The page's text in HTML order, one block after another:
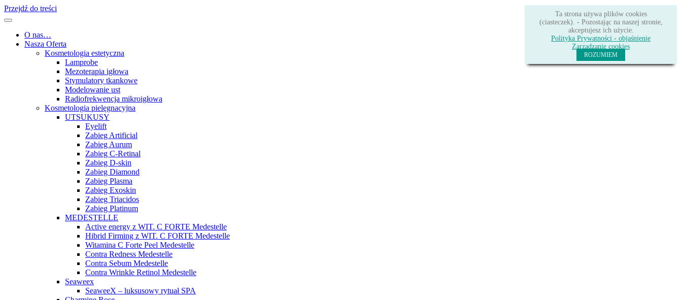
Przejdź do treści
O nas…
Nasza Oferta
Kosmetologia estetyczna
Lamprobe
Mezoterapia igłowa
Stymulatory tkankowe
Modelowanie ust
Radiofrekwencja mikroigłowa
Kosmetologia pielęgnacyjna
UTSUKUSY
Eyelift
Zabieg Artificial
Zabieg Aurum
Zabieg C-Retinal
Zabieg D-skin
Zabieg Diamond
Zabieg Plasma
Zabieg Exoskin
Zabieg Triacidos
Zabieg Platinum
MEDESTELLE
Active energy z WIT. C FORTE Medestelle
Hibrid Firming z WIT. C FORTE Medestelle
Witamina C Forte Peel Medestelle
Contra Redness Medestelle
Contra Sebum Medestelle
Contra Wrinkle Retinol Medestelle
Seaweex
SeaweeX – luksusowy rytuał SPA
Ta strona używa plików cookies
(ciasteczek). - Pozostając na naszej stronie,
akceptujesz ich użycie.
Polityka Prywatności - objaśnienie
Zarządzanie cookies
ROZUMIEM